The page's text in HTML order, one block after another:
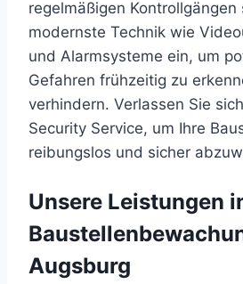
regelmäßigen
modernste Technik wie
und Alarmsysteme ein, um
Gefahren frühzeitig zu
verhindern. Verlassen Sie
Security Service, um Ihre
reibungslos und sicher
Unsere Leistungen
Augsburg